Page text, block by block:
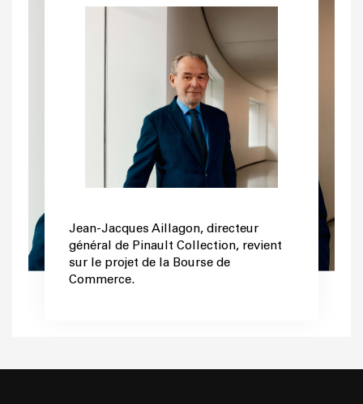
Jean-Jacques Aillagon, directeur
général de Pinault Collection, revient
sur le projet de la Bourse de
Commerce.